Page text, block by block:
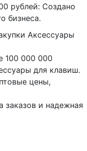
рублей: Создано
бизнеса.
Аксессуары
100 000 000
для клавиш.
цены,
заказов и надежная